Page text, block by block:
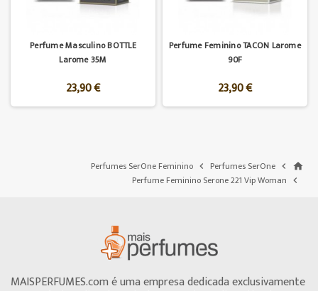
Perfume Masculino BOTTLE
Larome 35M
23,90 €
Perfume Feminino TACON Larome
90F
23,90 €
home

Perfumes SerOne

Perfumes SerOne Feminino

Perfume Feminino Serone 221 Vip Woman
MAISPERFUMES.com é uma empresa dedicada exclusivamente